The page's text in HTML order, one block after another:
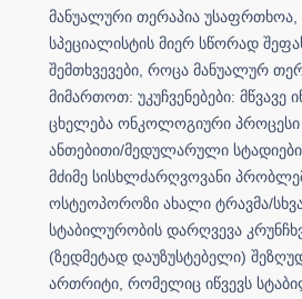
მანუალური თერაპია უსაფრთხოა,
სპეციალისტის მიერ სწორად
შემთხვევები, როცა მანუალურ
მიმართოთ: უკუჩვენებები: მწვავე
ცხელება ონკოლოგიური პროცესი
ანთებითი/მედულარული
მძიმე სისხლძარღვოვანი
ოსტეოპოროზი ახალი ტრავმა/
სტაბილურობის დარღვევა
(ზედმეტად დაუზუსტებელი)
ართრიტი, რომელიც იწვევს